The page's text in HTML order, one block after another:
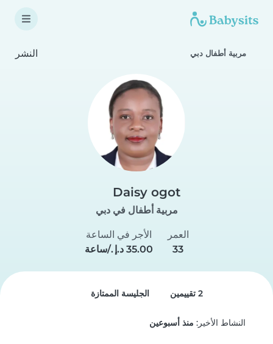
مربية أطفال دبي النشر
Daisy ogot
مربية أطفال في دبي
العمر
33
الأجر في الساعة
2 تقييمين الجليسة الممتازة
النشاط الأخير: منذ أسبوعين